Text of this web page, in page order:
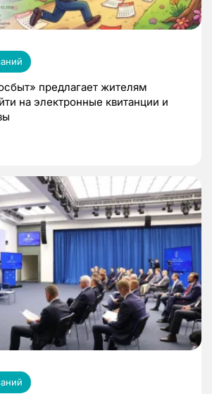
предлагает жителям
на электронные квитанции и